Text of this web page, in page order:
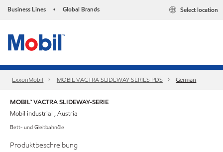
Business Lines • Global Brands Select location
ExxonMobil MOBIL VACTRA SLIDEWAY SERIES PDS German
MOBIL™ VACTRA SLIDEWAY-SERIE
Mobil industrial , Austria
Bett- und Gleitbahnöle
Produktbeschreibung